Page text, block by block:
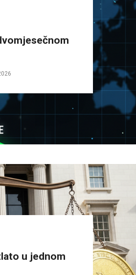
u jednom